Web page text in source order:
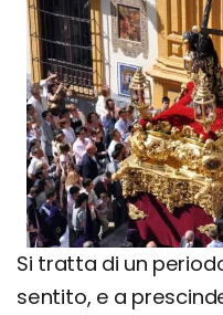
Si tratta di un
sentito, e a